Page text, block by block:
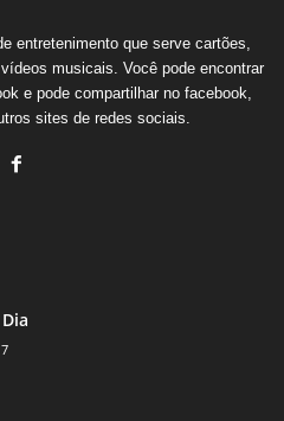
entretenimento que serve cartões,
musicais. Você pode encontrar
e pode compartilhar no facebook,
sites de redes sociais.